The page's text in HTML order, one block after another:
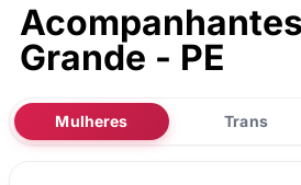
Grande - PE
Mulheres Trans